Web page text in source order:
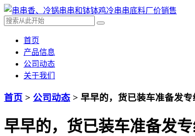
首页
产品信息
公司动态
关于我们
首页 > 公司动态 > 早早的，货已装车准备发专
早早的，货已装车准备发